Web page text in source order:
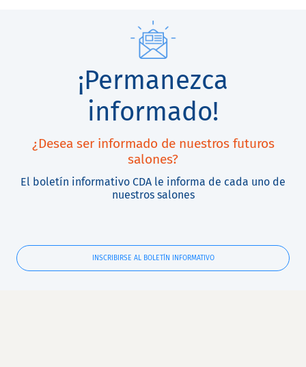
¡Permanezca
informado!
¿Desea ser informado de nuestros futuros
salones?
El boletín informativo CDA le informa de cada uno de
nuestros salones
INSCRIBIRSE AL BOLETÍN INFORMATIVO